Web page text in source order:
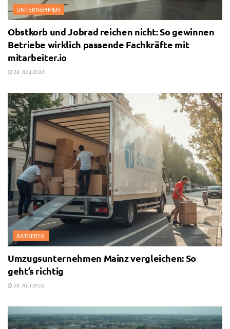
UNTERNEHMEN
Obstkorb und Jobrad reichen nicht: So gewinnen
Betriebe wirklich passende Fachkräfte mit
mitarbeiter.io
28. JULI 2026
RATGEBER
Umzugsunternehmen Mainz vergleichen: So
geht’s richtig
28. JULI 2026